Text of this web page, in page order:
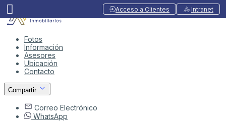
Acceso a Clientes Intranet
Fotos
Información
Asesores
Ubicación
Contacto
Compartir
Correo Electrónico
WhatsApp